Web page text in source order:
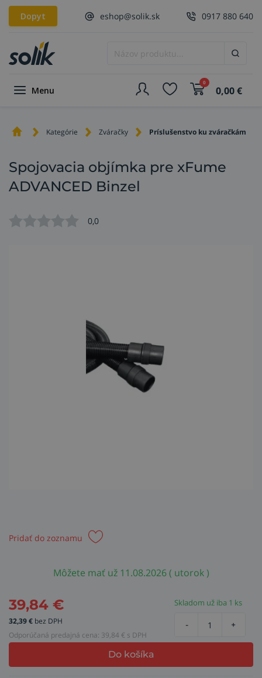
Dopyt eshop@solik.sk 0917 880 640
Menu
0
0,00€
Kategórie Zváračky Príslušenstvo ku zváračkám
Spojovacia objímka pre xFume
ADVANCED Binzel
0,0
Pridať do zoznamu
Môžete mať už 11.08.2026 ( utorok )
39,84 €
32,39€ bez DPH
Odporúčaná predajná cena: 39,84 € s DPH
Skladom už iba 1 ks
- +
Do košíka